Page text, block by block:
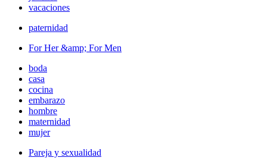
vacaciones
paternidad
For Her &amp; For Men
boda
casa
cocina
embarazo
hombre
maternidad
mujer
Pareja y sexualidad